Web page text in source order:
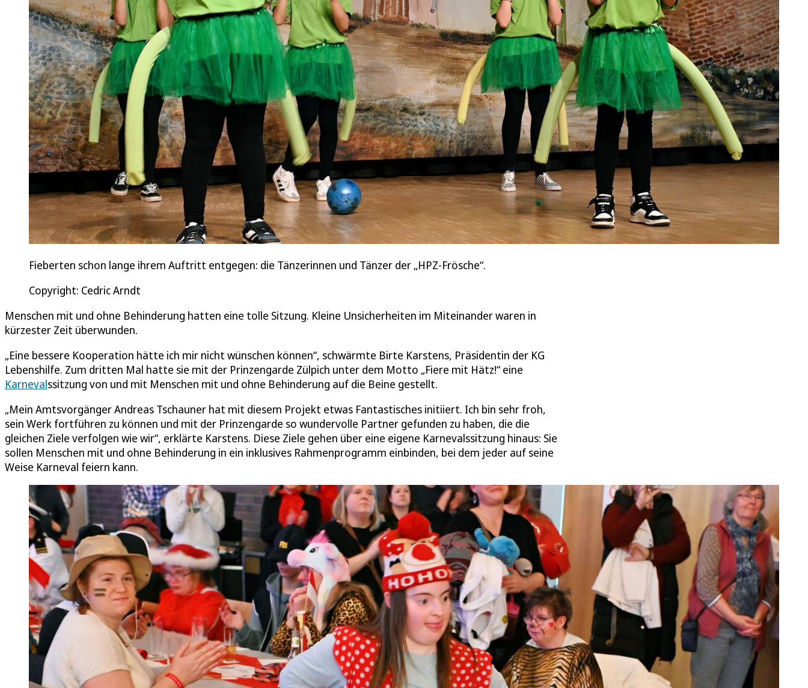
Fieberten schon lange ihrem Auftritt entgegen: die Tänzerinnen und Tänzer der „HPZ-Frösche“.
Copyright: Cedric Arndt
Menschen mit und ohne Behinderung hatten eine tolle Sitzung. Kleine Unsicherheiten im Miteinander waren in
kürzester Zeit überwunden.
„Eine bessere Kooperation hätte ich mir nicht wünschen können“, schwärmte Birte Karstens, Präsidentin der KG
Lebenshilfe. Zum dritten Mal hatte sie mit der Prinzengarde Zülpich unter dem Motto „Fiere mit Hätz!“ eine
Karnevalssitzung von und mit Menschen mit und ohne Behinderung auf die Beine gestellt.
„Mein Amtsvorgänger Andreas Tschauner hat mit diesem Projekt etwas Fantastisches initiiert. Ich bin sehr froh,
sein Werk fortführen zu können und mit der Prinzengarde so wundervolle Partner gefunden zu haben, die die
gleichen Ziele verfolgen wie wir“, erklärte Karstens. Diese Ziele gehen über eine eigene Karnevalssitzung hinaus: Sie
sollen Menschen mit und ohne Behinderung in ein inklusives Rahmenprogramm einbinden, bei dem jeder auf seine
Weise Karneval feiern kann.